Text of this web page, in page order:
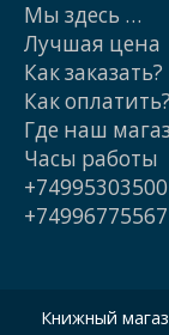
Мы здесь …
Лучшая цена
Как заказать?
Как оплатить?
Где наш
Часы работы
+74995303500
+74996775567
Книжный